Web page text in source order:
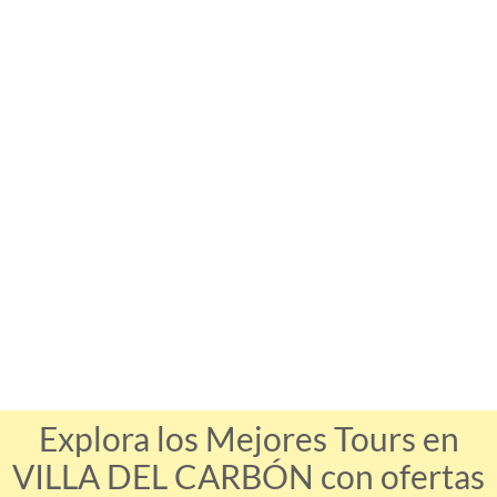
Explora los Mejores Tours en
VILLA DEL CARBÓN con ofertas